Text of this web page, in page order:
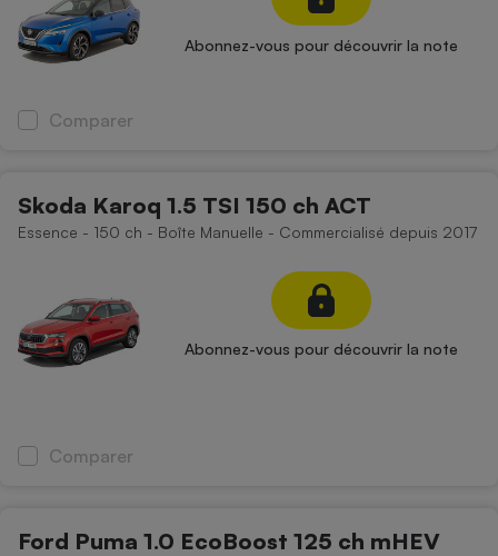
Abonnez-vous pour découvrir la note
Comparer
Skoda Karoq 1.5 TSI 150 ch ACT
Essence - 150 ch - Boîte Manuelle - Commercialisé depuis 2017
Abonnez-vous pour découvrir la note
Comparer
Ford Puma 1.0 EcoBoost 125 ch mHEV